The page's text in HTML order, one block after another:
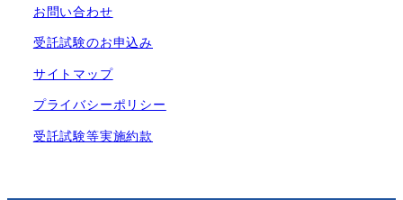
お問い合わせ
受託試験のお申込み
サイトマップ
プライバシーポリシー
受託試験等実施約款